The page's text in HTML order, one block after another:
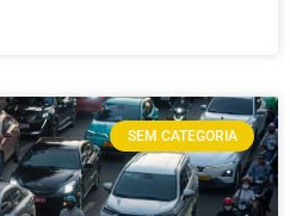
SEM CATEGORIA